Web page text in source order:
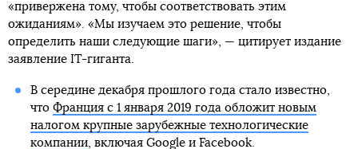
«привержена тому, чтобы соответствовать этим
ожиданиям». «Мы изучаем это решение, чтобы
определить наши следующие шаги», — цитирует издание
заявление IT-гиганта.
В середине декабря прошлого года стало известно,
что Франция с 1 января 2019 года обложит новым
налогом крупные зарубежные технологические
компании, включая Google и Facebook.